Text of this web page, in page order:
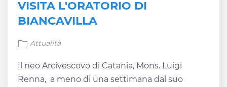
VISITA L'ORATORIO DI
BIANCAVILLA
Attualità
Il neo Arcivescovo di Catania, Mons. Luigi
Renna, a meno di una settimana dal suo